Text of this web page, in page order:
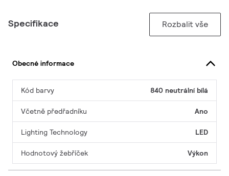
Specifikace Rozbalit vše
Obecné informace
Kód barvy 840 neutrální bílá
Včetně předřadníku Ano
Lighting Technology LED
Hodnotový žebříček Výkon